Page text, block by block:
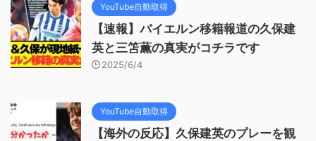
YouTube自動取得
【速報】バイエルン移籍報道の久保建
英と三笘薫の真実がコチラです
2025/6/4
YouTube自動取得
【海外の反応】久保建英のプレーを観